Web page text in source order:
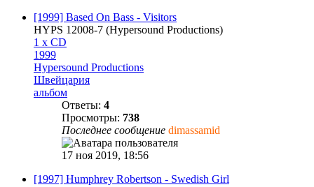
[1999] Based On Bass - Visitors
HYPS 12008-7 (Hypersound Productions)
1 x CD
1999
Hypersound Productions
Швейцария
альбом
Ответы: 4
Просмотры: 738
Последнее сообщение dimassamid
17 ноя 2019, 18:56
[1997] Humphrey Robertson - Swedish Girl